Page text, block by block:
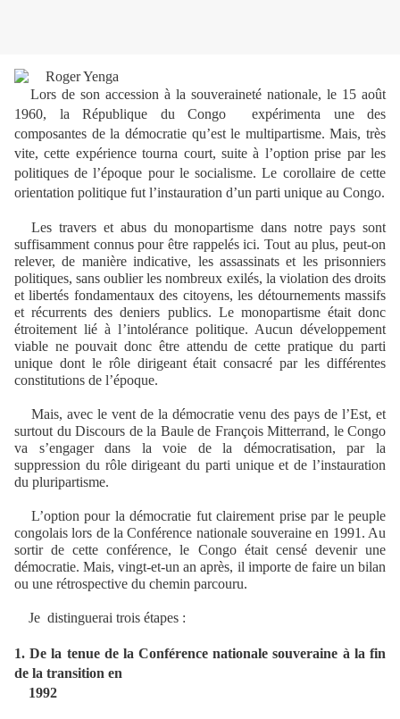
Lors de son accession à la souveraineté nationale, le 15 août
1960, la République du Congo
expérimenta une des
composantes de la démocratie qu’est le multipartisme. Mais, très
vite, cette expérience tourna court, suite à l’option prise par les
politiques de l’époque pour le socialisme. Le corollaire de cette
orientation politique fut l’instauration d’un parti unique au Congo.
Les travers et abus du monopartisme dans notre pays sont
suffisamment connus pour être rappelés ici. Tout au plus, peut-on
relever, de manière indicative, les assassinats et les prisonniers
politiques, sans oublier les nombreux exilés, la violation des droits
et libertés fondamentaux des citoyens, les détournements massifs
et récurrents des deniers publics. Le monopartisme était donc
étroitement lié à l’intolérance politique. Aucun développement
viable ne pouvait donc être attendu de cette pratique du parti
unique dont le rôle dirigeant était consacré par les différentes
constitutions de l’époque.
Mais, avec le vent de la démocratie venu des pays de l’Est, et
surtout du Discours de la Baule de François Mitterrand, le Congo
va s’engager dans la voie de la démocratisation, par la
suppression du rôle dirigeant du parti unique et de l’instauration
du pluripartisme.
L’option pour la démocratie fut clairement prise par le peuple
congolais lors de la Conférence nationale souveraine en 1991. Au
sortir de cette conférence, le Congo était censé devenir une
démocratie. Mais, vingt-et-un an après, il importe de faire un bilan
ou une rétrospective du chemin parcouru.
Je distinguerai trois étapes :
1. De la tenue de la Conférence nationale souveraine à la fin
de la transition en
1992